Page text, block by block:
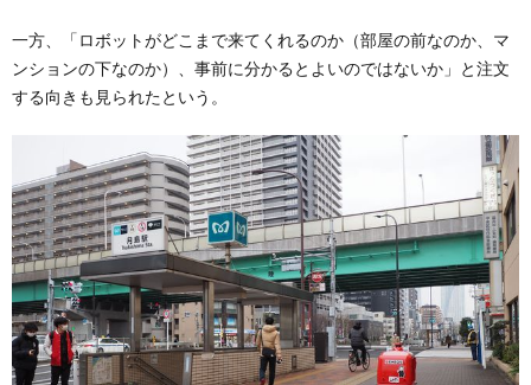
一方、「ロボットがどこまで来てくれるのか（部屋の前なのか、マ
ンションの下なのか）、事前に分かるとよいのではないか」と注文
する向きも見られたという。